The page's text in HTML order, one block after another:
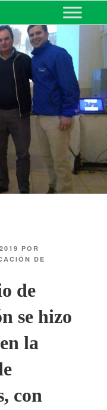
POR
DE
de
se hizo
la
con